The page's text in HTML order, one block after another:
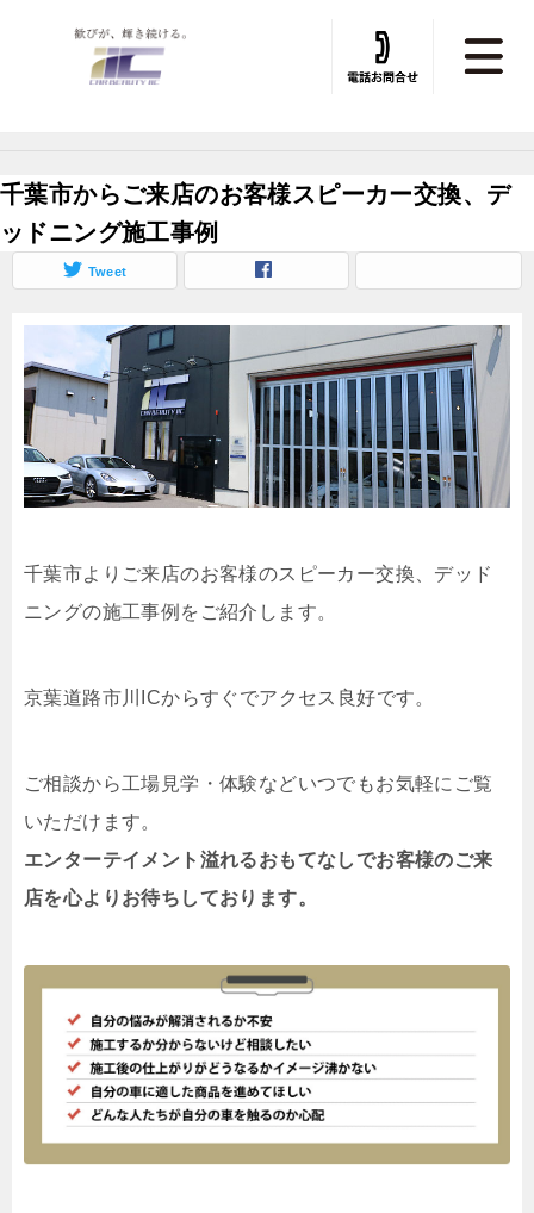
トータルカービューティIIC TOP デッドニング» デッドニング施工実績
千葉市からご来店のお客様スピーカー交換、デ
ッドニング施工事例
Tweet
千葉市よりご来店のお客様のスピーカー交換、デッド
ニングの施工事例をご紹介します。
京葉道路市川ICからすぐでアクセス良好です。
ご相談から工場見学・体験などいつでもお気軽にご覧
いただけます。
エンターテイメント溢れるおもてなしでお客様のご来
店を心よりお待ちしております。